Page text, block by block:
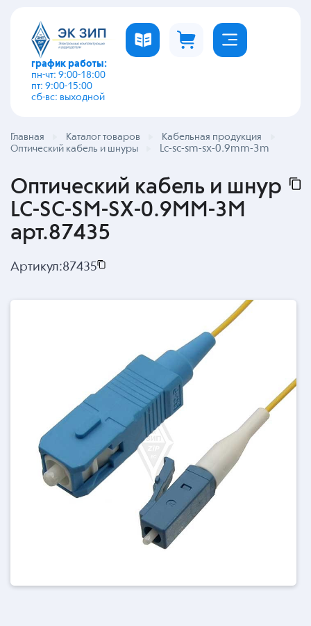
график работы:
пн-чт: 9:00-18:00
пт: 9:00-15:00
сб-вс: выходной
Главная Каталог товаров
Кабельная продукция
Оптический кабель и шнуры
Lc-sc-sm-sx-0.9mm-3m
Оптический кабель и шнур
LC-SC-SM-SX-0.9MM-3M
арт.87435
Артикул:87435